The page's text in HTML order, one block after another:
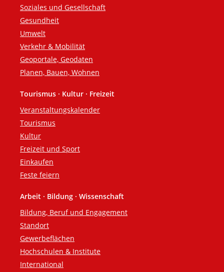
Soziales und Gesellschaft
Gesundheit
Umwelt
Verkehr & Mobilität
Geoportale, Geodaten
Planen, Bauen, Wohnen
Tourismus · Kultur · Freizeit
Veranstaltungskalender
Tourismus
Kultur
Freizeit und Sport
Einkaufen
Feste feiern
Arbeit · Bildung · Wissenschaft
Bildung, Beruf und Engagement
Standort
Gewerbeflächen
Hochschulen & Institute
International